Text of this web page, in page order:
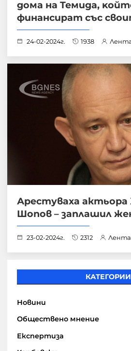
дoмa нa Teмидa,
финaнcиpaт cъc
24-02-2024г. 1938
Арестуваха
Шопов – заплашил
23-02-2024г. 2312
КАТЕГОРИИ
Новини
Обществено мнение
Експертиза